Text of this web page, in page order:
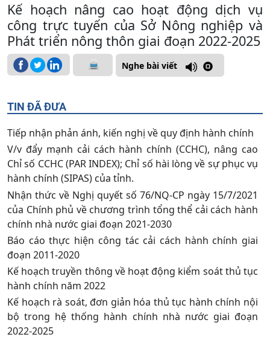
Kế hoạch nâng cao hoạt động dịch vụ
công trực tuyến của Sở Nông nghiệp và
Phát triển nông thôn giai đoạn 2022-2025
Nghe bài viết
TIN ĐÃ ĐƯA
Tiếp nhận phản ánh, kiến nghị về quy định hành chính
V/v đẩy mạnh cải cách hành chính (CCHC), nâng cao
Chỉ số CCHC (PAR INDEX); Chỉ số hài lòng về sự phục vụ
hành chính (SIPAS) của tỉnh.
Nhận thức về Nghị quyết số 76/NQ-CP ngày 15/7/2021
của Chính phủ về chương trình tổng thể cải cách hành
chính nhà nước giai đoạn 2021-2030
Báo cáo thực hiện công tác cải cách hành chính giai
đoạn 2011-2020
Kế hoạch truyền thông về hoạt động kiểm soát thủ tục
hành chính năm 2022
Kế hoạch rà soát, đơn giản hóa thủ tục hành chính nội
bộ trong hệ thống hành chính nhà nước giai đoạn
2022-2025